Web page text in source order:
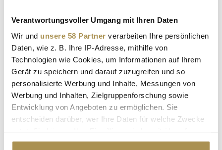
Verantwortungsvoller Umgang mit Ihren Daten
Wir und unsere 58 Partner verarbeiten Ihre persönlichen
Daten, wie z. B. Ihre IP-Adresse, mithilfe von
Technologien wie Cookies, um Informationen auf Ihrem
Gerät zu speichern und darauf zuzugreifen und so
personalisierte Werbung und Inhalte, Messungen von
Werbung und Inhalten, Zielgruppenforschung sowie
Entwicklung von Angeboten zu ermöglichen. Sie
entscheiden darüber, wer Ihre Daten für welche Zwecke
Cookie-Erklärung oder durch Klicken auf das Privacy